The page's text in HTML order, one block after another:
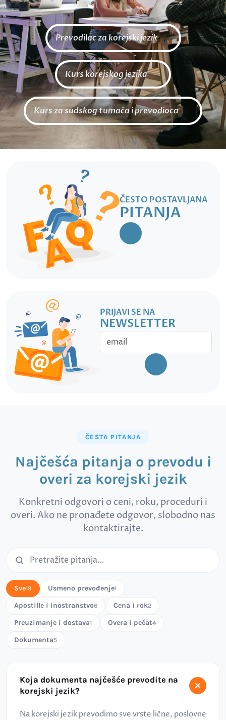
Prevodilac za korejski jezik
Kurs korejskog jezika
Kurs za sudskog tumača i prevodioca
ČESTO POSTAVLJANA
PITANJA
PRIJAVI SE NA
NEWSLETTER
ČESTA PITANJA
Najčešća pitanja o prevodu i
overi za korejski jezik
Konkretni odgovori o ceni, roku, proceduri i
overi. Ako ne pronađete odgovor, slobodno nas
kontaktirajte.
Sve19 Usmeno prevođenje1
Apostille i inostranstvo6 Cena i rok2
Preuzimanje i dostava1 Overa i pečat4
Dokumenta5
Koja dokumenta najčešće prevodite na
korejski jezik?
Na korejski jezik prevodimo sve vrste lične, poslovne